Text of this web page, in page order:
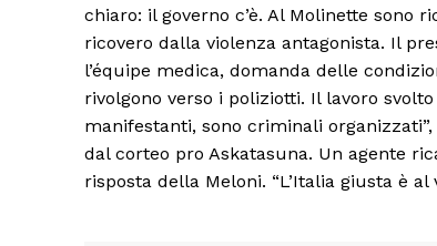
chiaro: il governo c’è. Al Molinette sono
ricovero dalla violenza antagonista. Il
l’équipe medica, domanda delle
rivolgono verso i poliziotti. Il lavoro
manifestanti, sono criminali
dal corteo pro Askatasuna. Un agente
risposta della Meloni. “L’Italia giusta è